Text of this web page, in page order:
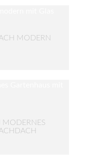
MODERN
MODERNES